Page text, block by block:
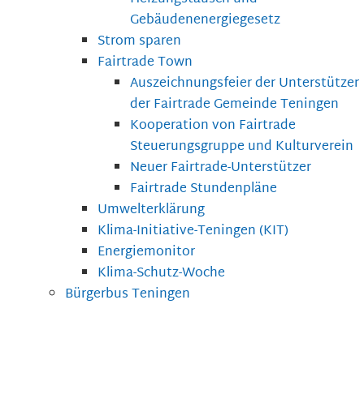
Gebäudenenergiegesetz
Strom sparen
Fairtrade Town
Auszeichnungsfeier der Unterstützer
der Fairtrade Gemeinde Teningen
Kooperation von Fairtrade
Steuerungsgruppe und Kulturverein
Neuer Fairtrade-Unterstützer
Fairtrade Stundenpläne
Umwelterklärung
Klima-Initiative-Teningen (KIT)
Energiemonitor
Klima-Schutz-Woche
Bürgerbus Teningen